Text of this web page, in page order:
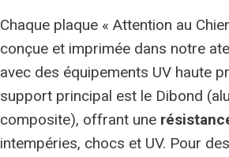
Chaque plaque « Attention au
conçue et imprimée dans notre
avec des équipements UV haute
support principal est le Dibond
composite), offrant une
intempéries, chocs et UV. Pour